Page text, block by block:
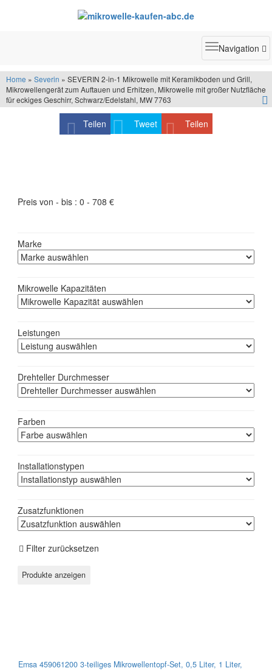
Toggle
Navigation
Home » Severin » SEVERIN 2-in-1 Mikrowelle mit Keramikboden und Grill,
Mikrowellengerät zum Auftauen und Erhitzen, Mikrowelle mit großer Nutzfläche
für eckiges Geschirr, Schwarz/Edelstahl, MW 7763
Teilen Tweet Teilen
Preis von - bis : 0 - 708 €
Marke
Mikrowelle Kapazitäten
Leistungen
Drehteller Durchmesser
Farben
Installationstypen
Zusatzfunktionen
Filter zurücksetzen
Emsa 459061200 3-teiliges Mikrowellentopf-Set, 0,5 Liter, 1 Liter,